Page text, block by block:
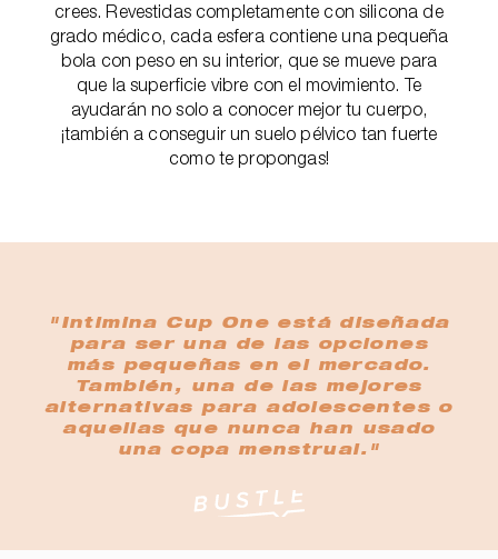
crees. Revestidas completamente con silicona de
grado médico, cada esfera contiene una pequeña
bola con peso en su interior, que se mueve para
que la superficie vibre con el movimiento. Te
ayudarán no solo a conocer mejor tu cuerpo,
¡también a conseguir un suelo pélvico tan fuerte
como te propongas!
"Intimina Cup One está diseñada
para ser una de las opciones
más pequeñas en el mercado.
También, una de las mejores
alternativas para adolescentes o
aquellas que nunca han usado
una copa menstrual."